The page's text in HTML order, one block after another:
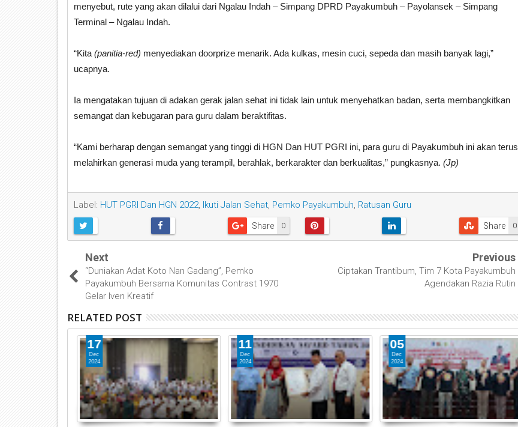
menyebut, rute yang akan dilalui dari Ngalau Indah – Simpang DPRD Payakumbuh – Payolansek – Simpang
Terminal – Ngalau Indah.
“Kita (panitia-red) menyediakan doorprize menarik. Ada kulkas, mesin cuci, sepeda dan masih banyak lagi,”
ucapnya.
Ia mengatakan tujuan di adakan gerak jalan sehat ini tidak lain untuk menyehatkan badan, serta membangkitkan
semangat dan kebugaran para guru dalam beraktifitas.
“Kami berharap dengan semangat yang tinggi di HGN Dan HUT PGRI ini, para guru di Payakumbuh ini akan terus
melahirkan generasi muda yang terampil, berahlak, berkarakter dan berkualitas,” pungkasnya. (Jp)
Label: HUT PGRI Dan HGN 2022, Ikuti Jalan Sehat, Pemko Payakumbuh, Ratusan Guru
0
Share 0
Share
Next
“Duniakan Adat Koto Nan Gadang”, Pemko
Payakumbuh Bersama Komunitas Contrast 1970
Gelar Iven Kreatif
Previous
Ciptakan Trantibum, Tim 7 Kota Payakumbuh
Agendakan Razia Rutin
RELATED POST
17
Dec
2024
11
Dec
2024
05
Dec
2024